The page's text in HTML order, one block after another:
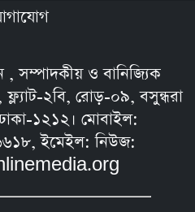
সম্পাদকীয় ও বানিজ্যিক
২বি, রোড়-০৯, বসুন্ধরা
১২১২। মোবাইল:
ইমেইল: নিউজ: